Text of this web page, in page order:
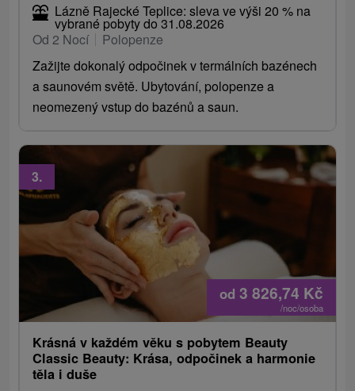
Lázně Rajecké Teplice: sleva ve výši 20 % na
vybrané pobyty do 31.08.2026
Od 2 Nocí
Polopenze
Zažijte dokonalý odpočinek v termálních bazénech
a saunovém světě. Ubytování, polopenze a
neomezený vstup do bazénů a saun.
od 3 826,74 Kč
/noc/osoba
3.
Krásná v každém věku s pobytem Beauty
Classic Beauty: Krása, odpočinek a harmonie
těla i duše